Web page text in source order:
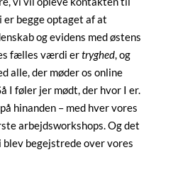
begge optaget af at
og evidens med østens
fælles værdi ertryghed, og
alle, der møder os online
I føler jer mødt, der hvor I er.
hinanden – med hver vores
arbejdsworkshops. Og det
begejstrede over vores